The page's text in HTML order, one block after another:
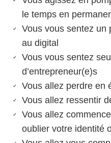
le temps en
Vous vous sentez un
au digital
Vous vous sentez
d’entrepreneur(e)s
Vous allez perdre en
Vous allez ressentir
Vous allez
oublier votre identité